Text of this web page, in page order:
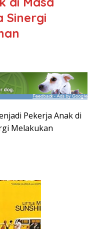
Sinergi
Pekerja Anak di
Melakukan